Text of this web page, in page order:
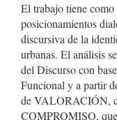
El trabajo tiene
posicionamientos
discursiva de la
urbanas. El análisis
del Discurso con
Funcional y a partir
de VALORACIÓN,
COMPROMISO,